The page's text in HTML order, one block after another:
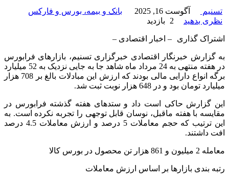
تسنیم آگوست 16, 2025
بانک و بیمه، بورس و فارکس
نظری بدهید
2 بازدید
اشتراک گذاری – اخبار اقتصادی –
به گزارش خبرنگار اقتصادی خبرگزاری تسنیم، بازارهای فرابورس
در هفته منتهی به 24 مرداد ماه شاهد جا به جایی نزدیک به 52 میلیارد
برگه انواع دارایی مالی بودند که ارزش این مبادلات بالغ بر 708 هزار
میلیارد تومان بود و در 648 هزار نوبت ثبت شد.
این گزارش حاکی است داد و ستدهای هفته گذشته فرابورس در
مقایسه با هفته ماقبل، نوسان قابل توجهی را تجربه نکرده است. به
این ترتیب که حجم معاملات 5 درصد و ارزش معاملات 4.5 درصد
افت داشتند.
معامله 2 میلیون و 861 هزار تن محصول در بورس کالا
رتبه بندی بازارها بر اساس ارزش معاملات